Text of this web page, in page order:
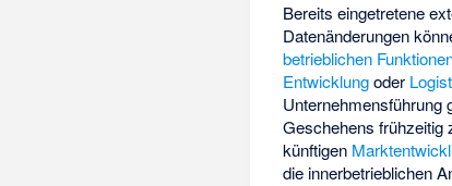
Bereits eingetretene
Datenänderungen
betrieblichen
Entwicklungoder
Unternehmensführung
Geschehens frühzeitig
künftigen
die innerbetrieblichen